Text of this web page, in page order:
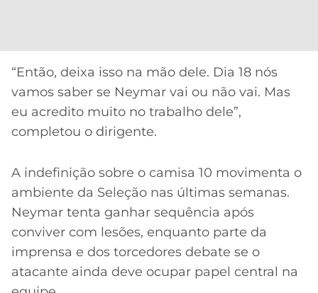
“Então, deixa isso na mão dele. Dia 18 nós
vamos saber se Neymar vai ou não vai. Mas
eu acredito muito no trabalho dele”,
completou o dirigente.
A indefinição sobre o camisa 10 movimenta o
ambiente da Seleção nas últimas semanas.
Neymar tenta ganhar sequência após
conviver com lesões, enquanto parte da
imprensa e dos torcedores debate se o
atacante ainda deve ocupar papel central na